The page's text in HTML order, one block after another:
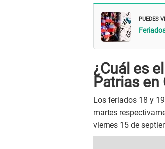
PUEDES
¿Cuál es
Patrias en
Los feriados 18 y
martes
viernes 15 de